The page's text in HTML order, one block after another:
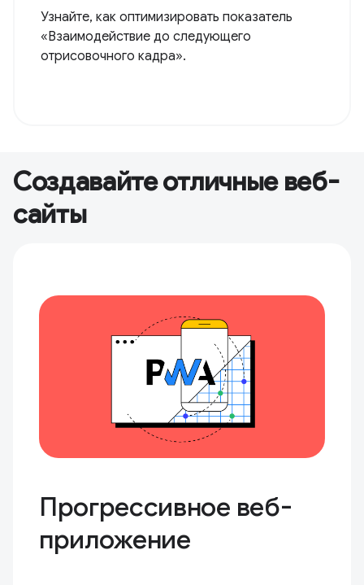
Узнайте, как оптимизировать показатель
«Взаимодействие до следующего
отрисовочного кадра».
Создавайте отличные веб-
сайты
Прогрессивное веб-
приложение